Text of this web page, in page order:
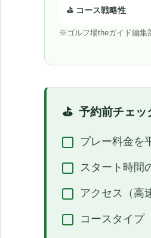
⛳ コース戦略性
※ゴルフ場theガイド編集
予約前チェッ
プレー料金を
スタート時間
アクセス（高
コースタイプ